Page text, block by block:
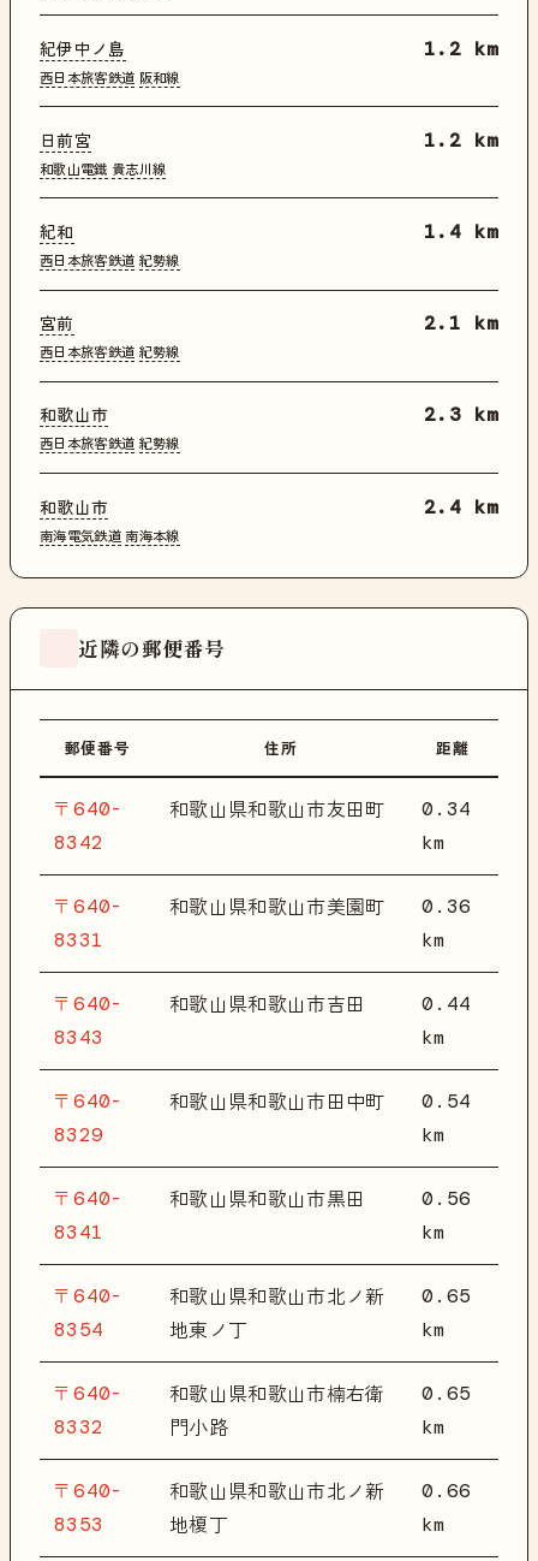
紀伊中ノ島
西日本旅客鉄道 阪和線
1.2 km
日前宮
和歌山電鐵 貴志川線
1.2 km
紀和
西日本旅客鉄道 紀勢線
1.4 km
宮前
西日本旅客鉄道 紀勢線
2.1 km
和歌山市
西日本旅客鉄道 紀勢線
2.3 km
和歌山市
南海電気鉄道 南海本線
2.4 km
近隣の郵便番号
郵便番号 住所 距離
〒640-
8342
和歌山県和歌山市友田町
0.34
km
〒640-
8331
和歌山県和歌山市美園町
0.36
km
〒640-
8343
和歌山県和歌山市吉田
0.44
km
〒640-
8329
和歌山県和歌山市田中町
0.54
km
〒640-
8341
和歌山県和歌山市黒田
0.56
km
〒640-
8354
和歌山県和歌山市北ノ新
地東ノ丁
0.65
km
〒640-
8332
和歌山県和歌山市楠右衛
門小路
0.65
km
〒640-
8353
和歌山県和歌山市北ノ新
地榎丁
0.66
km